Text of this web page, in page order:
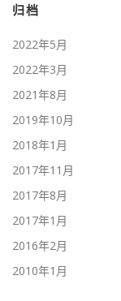
归档
2022年5月
2022年3月
2021年8月
2019年10月
2018年1月
2017年11月
2017年8月
2017年1月
2016年2月
2010年1月